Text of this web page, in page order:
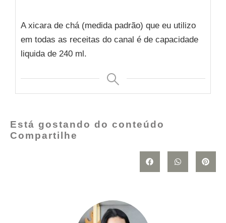
A xicara de chá (medida padrão) que eu utilizo
em todas as receitas do canal é de capacidade
liquida de 240 ml.
Está gostando do conteúdo
Compartilhe